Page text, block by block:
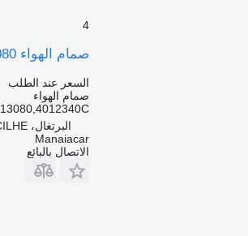
4
صمام الهواء 4460913080 لـ الشاحنات Ford F-MAX | 18
السعر عند الطلب
صمام الهواء
البرتغال، ARGONCILHE
Manaiacar
الاتصال بالبائع